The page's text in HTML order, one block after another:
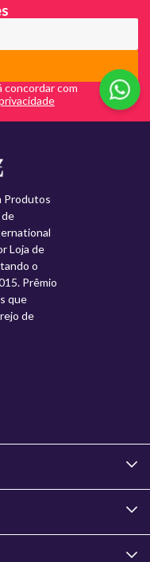
concordar com
Produtos
Loja de
o
Prêmio
que
de